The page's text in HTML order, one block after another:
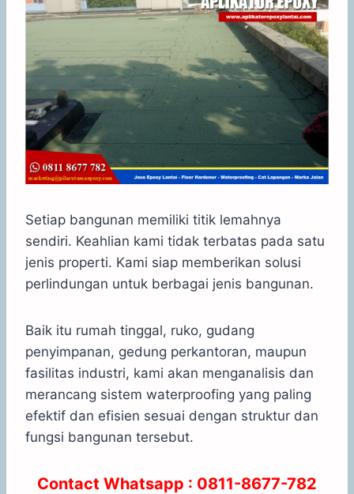
Setiap bangunan memiliki titik lemahnya
sendiri. Keahlian kami tidak terbatas pada satu
jenis properti. Kami siap memberikan solusi
perlindungan untuk berbagai jenis bangunan.
Baik itu rumah tinggal, ruko, gudang
penyimpanan, gedung perkantoran, maupun
fasilitas industri, kami akan menganalisis dan
merancang sistem waterproofing yang paling
efektif dan efisien sesuai dengan struktur dan
fungsi bangunan tersebut.
Contact Whatsapp : 0811-8677-782